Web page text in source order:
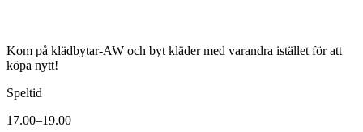
Kom på klädbytar-AW och byt kläder med varandra istället för att
köpa nytt!
Speltid
17.00–19.00